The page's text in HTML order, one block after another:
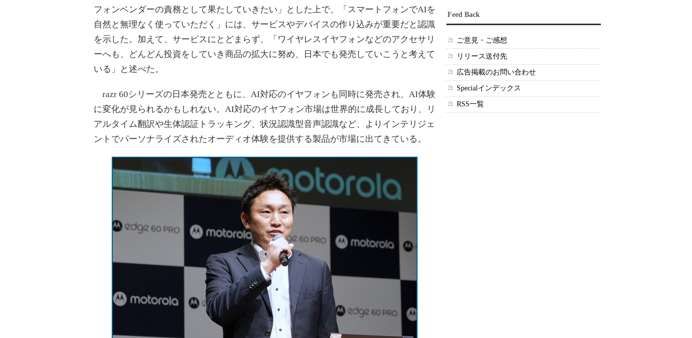
フォンベンダーの責務として果たしていきたい」とした上で、「スマートフォンでAIを
自然と無理なく使っていただく」には、サービスやデバイスの作り込みが重要だと認識
を示した。加えて、サービスにとどまらず、「ワイヤレスイヤフォンなどのアクセサリ
ーへも、どんどん投資をしていき商品の拡大に努め、日本でも発売していこうと考えて
いる」と述べた。
razr 60シリーズの日本発売とともに、AI対応のイヤフォンも同時に発売され、AI体験
に変化が見られるかもしれない。AI対応のイヤフォン市場は世界的に成長しており、リ
アルタイム翻訳や生体認証トラッキング、状況認識型音声認識など、よりインテリジェ
ントでパーソナライズされたオーディオ体験を提供する製品が市場に出てきている。
Feed Back
ご意見・ご感想
リリース送付先
広告掲載のお問い合わせ
Specialインデックス
RSS一覧